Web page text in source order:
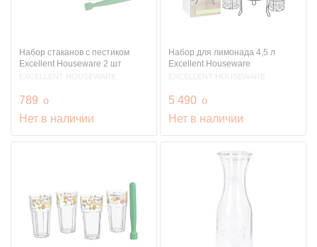
Набор стаканов с пестиком
Excellent Houseware 2 шт
EXCELLENT HOUSEWARE
789 руб.
o
Нет в наличии
Набор для лимонада 4,5 л
Excellent Houseware
EXCELLENT HOUSEWARE
5 490 руб.
o
Нет в наличии